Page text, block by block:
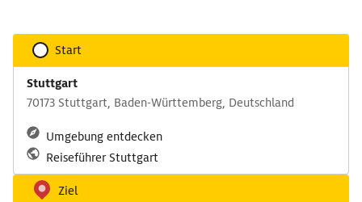
Start
Stuttgart
70173 Stuttgart, Baden-Württemberg, Deutschland
Umgebung entdecken
Reiseführer Stuttgart
Ziel